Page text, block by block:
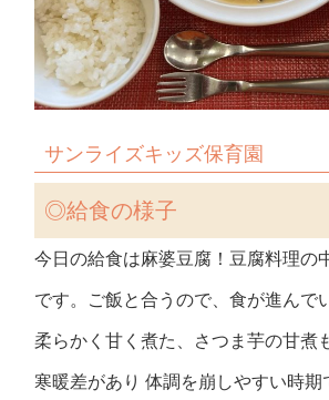
サンライズキッズ保育園
◎給食の様子
今日の給食は麻婆豆腐！豆腐料理の
です。ご飯と合うので、食が進んで
柔らかく甘く煮た、さつま芋の甘煮
寒暖差があり 体調を崩しやすい時期